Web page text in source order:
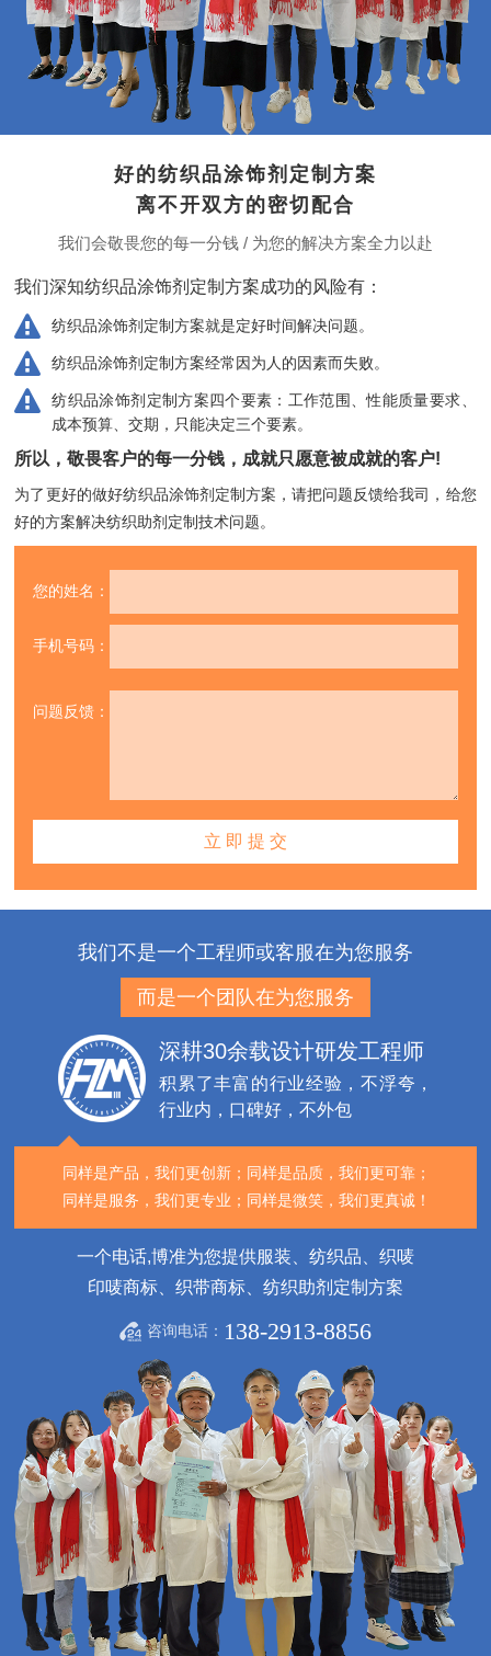
好的纺织品涂饰剂定制方案
离不开双方的密切配合
我们会敬畏您的每一分钱 / 为您的解决方案全力以赴
我们深知纺织品涂饰剂定制方案成功的风险有：
纺织品涂饰剂定制方案就是定好时间解决问题。
纺织品涂饰剂定制方案经常因为人的因素而失败。
纺织品涂饰剂定制方案四个要素：工作范围、性能质量要求、
成本预算、交期，只能决定三个要素。
所以，敬畏客户的每一分钱，成就只愿意被成就的客户!
为了更好的做好纺织品涂饰剂定制方案，请把问题反馈给我司， 给您
好的方案解决纺织助剂定制技术问题。
您的姓名：
手机号码：
问题反馈：
我们不是一个工程师或客服在为您服务
而是一个团队在为您服务
深耕30余载设计研发工程师
积累了丰富的行业经验，不浮夸，
行业内，口碑好，不外包
同样是产品，我们更创新； 同样是品质，我们更可靠；
同样是服务，我们更专业； 同样是微笑，我们更真诚！
一个电话,博准为您提供服装、纺织品、织唛
印唛商标、织带商标、纺织助剂定制方案
咨询电话： 138-2913-8856